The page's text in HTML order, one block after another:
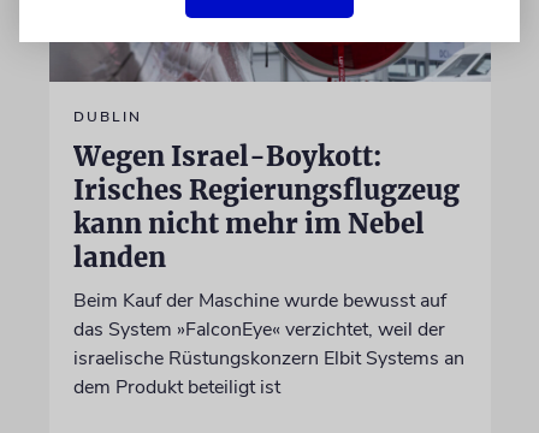
DUBLIN
Wegen Israel-Boykott:
Irisches Regierungsflugzeug
kann nicht mehr im Nebel
landen
Beim Kauf der Maschine wurde bewusst auf
das System »FalconEye« verzichtet, weil der
israelische Rüstungskonzern Elbit Systems an
dem Produkt beteiligt ist